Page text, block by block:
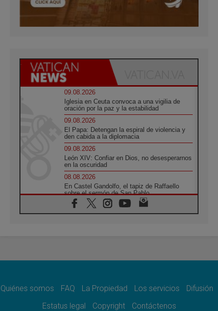
09.08.2026
Iglesia en Ceuta convoca a una vigilia de
oración por la paz y la estabilidad
09.08.2026
El Papa: Detengan la espiral de violencia y
den cabida a la diplomacia
09.08.2026
León XIV: Confiar en Dios, no desesperarnos
en la oscuridad
08.08.2026
En Castel Gandolfo, el tapiz de Raffaello
sobre el sermón de San Pablo
08.08.2026
En Colombia, «la paz no se compra con una
08.08.2026
08.08.2026
del Buen Consejo de Genazzano
Quiénes somos FAQ La Propiedad Los servicios
Difusión
Estatus legal
Copyright Contáctenos